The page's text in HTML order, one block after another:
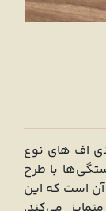
اف ‌های نوع
با طرح
است که این